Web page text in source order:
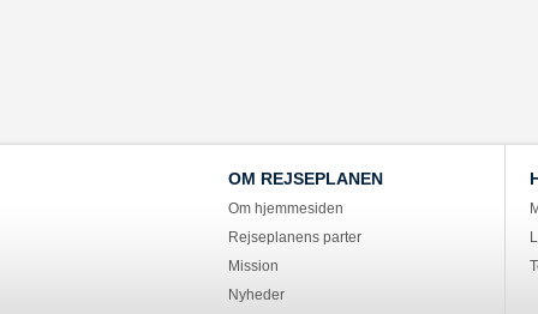
OM REJSEPLANEN
Om hjemmesiden
Rejseplanens parter
Mission
Nyheder